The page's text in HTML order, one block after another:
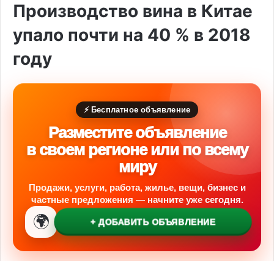
Производство вина в Китае
упало почти на 40 % в 2018
году
⚡ Бесплатное объявление
Разместите объявление
в своем регионе или по всему
миру
Продажи, услуги, работа, жилье, вещи, бизнес и
частные предложения — начните уже сегодня.
🌍 + ДОБАВИТЬ ОБЪЯВЛЕНИЕ